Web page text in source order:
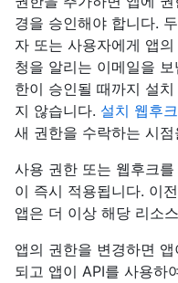
경을 승인해야 합니다.
자 또는 사용자에게 앱
청을 알리는 이메일을
한이 승인될 때까지 설
지 않습니다. 설치 웹후크
새 권한을 수락하는 시
사용 권한 또는 웹후크
이 즉시 적용됩니다. 이
앱은 더 이상 해당 리소
앱의 권한을 변경하면
되고 앱이 API를 사용하